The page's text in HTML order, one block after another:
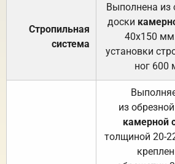
Стропильная
система
Выполнена из
доски
40х150
установки
ног 600
из
камерной
толщиной 20-